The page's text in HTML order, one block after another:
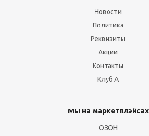
Новости
Политика
Реквизиты
Акции
Контакты
Клуб А
Мы на маркетплэйсах
ОЗОН